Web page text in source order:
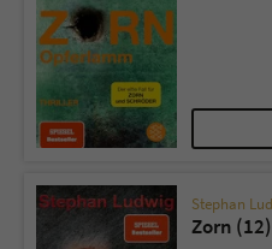
Stephan
Zorn